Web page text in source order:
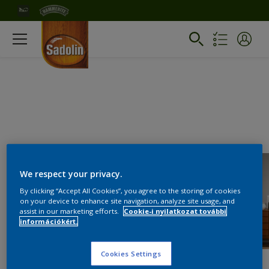
We respect your privacy.
By clicking “Accept All Cookies”, you agree to the storing of cookies
on your device to enhance site navigation, analyze site usage, and
assist in our marketing efforts.
Cookie-i nyilatkozat további
információkért.
Cookies Settings